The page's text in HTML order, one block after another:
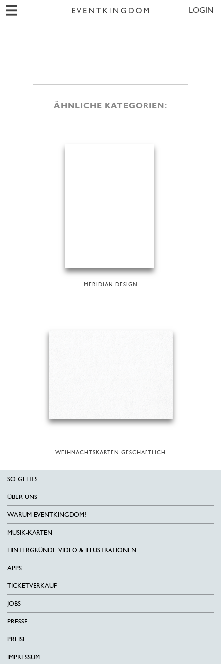
LOGIN
ÄHNLICHE KATEGORIEN:
MERIDIAN DESIGN
WEIHNACHTSKARTEN GESCHÄFTLICH
SO GEHTS
ÜBER UNS
WARUM EVENTKINGDOM?
MUSIK-KARTEN
HINTERGRÜNDE VIDEO & ILLUSTRATIONEN
APPS
TICKETVERKAUF
JOBS
PRESSE
PREISE
IMPRESSUM